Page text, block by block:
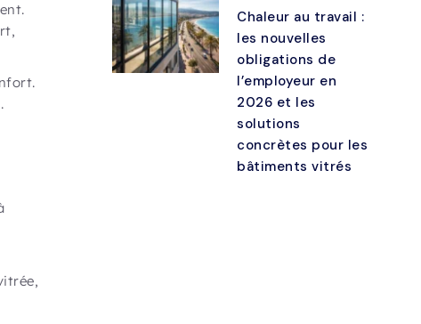
Chaleur au travail :
les nouvelles
obligations de
l’employeur en
2026 et les
solutions
concrètes pour les
bâtiments vitrés